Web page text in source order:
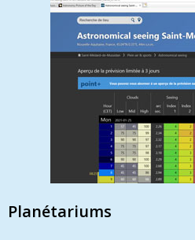
Planétariums